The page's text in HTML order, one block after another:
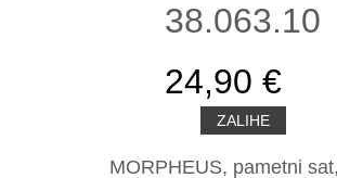
38.063.10
24,90 €
ZALIHE
MORPHEUS, pametni